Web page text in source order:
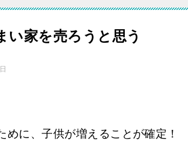
い家を売ろうと思う
に、子供が増えることが確定！